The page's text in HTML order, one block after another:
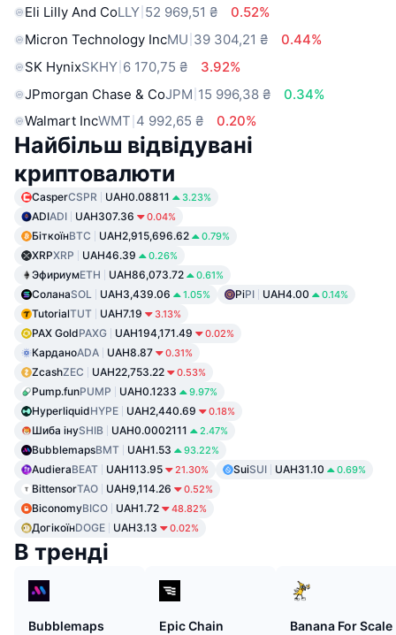
Eli Lilly And CoLLY 52 969,51 ₴
0.52%
Micron Technology IncMU 39 304,21 ₴
0.44%
SK HynixSKHY 6 170,75 ₴
3.92%
JPmorgan Chase & CoJPM 15 996,38 ₴
0.34%
Walmart IncWMT 4 992,65 ₴ 0.20%
Найбільш відвідувані
криптовалюти
CasperCSPR UAH0.08811 3.23%
ADIADI UAH307.36 0.04%
БіткоїнBTC UAH2,915,696.62 0.79%
XRPXRP UAH46.39 0.26%
ЭфириумETH UAH86,073.72 0.61%
СоланаSOL UAH3,439.06 1.05% PiPI UAH4.00 0.14%
TutorialTUT UAH7.19 3.13%
PAX GoldPAXG UAH194,171.49 0.02%
КарданоADA UAH8.87 0.31%
ZcashZEC UAH22,753.22 0.53%
Pump.funPUMP UAH0.1233 9.97%
HyperliquidHYPE UAH2,440.69 0.18%
Шиба інуSHIB UAH0.0002111 2.47%
BubblemapsBMT UAH1.53 93.22%
AudieraBEAT UAH113.95 21.30% SuiSUI UAH31.10 0.69%
BittensorTAO UAH9,114.26 0.52%
BiconomyBICO UAH1.72 48.82%
ДогікоїнDOGE UAH3.13 0.02%
В тренді
Bubblemaps
Epic Chain
Banana For Scale